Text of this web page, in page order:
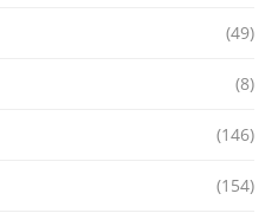
(49)
(8)
(146)
(154)